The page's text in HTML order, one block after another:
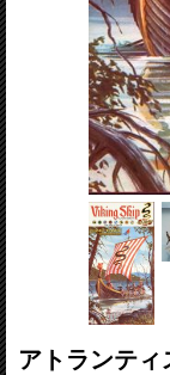
アトランテ